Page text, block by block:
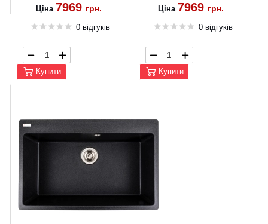
Ціна 7969 грн.
0 відгуків
Купити
Ціна 7969 грн.
0 відгуків
Купити